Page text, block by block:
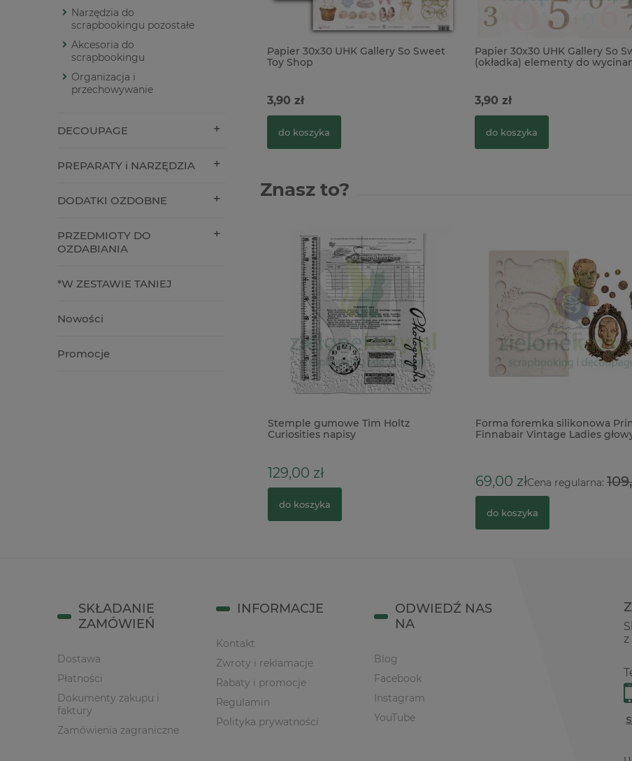
Narzędzia do
scrapbookingu pozostałe
Akcesoria do
scrapbookingu
Organizacja i
przechowywanie
DECOUPAGE
PREPARATY i NARZĘDZIA
DODATKI OZDOBNE
PRZEDMIOTY DO
OZDABIANIA
*W ZESTAWIE TANIEJ
Nowości
Promocje
Papier 30x30 UHK Gallery So Sweet
Toy Shop
3,90 zł
do koszyka
Papier 30x30 UHK Gallery So
(okładka) elementy do
3,90 zł
do koszyka
Znasz to?
Stemple gumowe Tim Holtz
Curiosities napisy
129,00 zł
do koszyka
Forma foremka silikonowa
Finnabair Vintage Ladies
69,00 złCena regularna:
do koszyka
z
SKŁADANIE
ZAMÓWIEŃ
Dostawa
Płatności
Dokumenty zakupu i
faktury
Zamówienia zagraniczne
INFORMACJE
Kontakt
Zwroty i reklamacje
Rabaty i promocje
Regulamin
Polityka prywatności
ODWIEDŹ NAS
NA
Blog
Facebook
Instagram
YouTube